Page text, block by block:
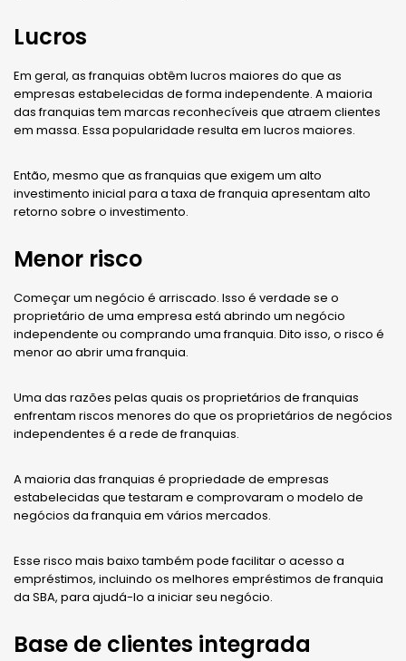
Lucros
Em geral, as franquias obtêm lucros maiores do que as
empresas estabelecidas de forma independente. A maioria
das franquias tem marcas reconhecíveis que atraem clientes
em massa. Essa popularidade resulta em lucros maiores.
Então, mesmo que as franquias que exigem um alto
investimento inicial para a taxa de franquia apresentam alto
retorno sobre o investimento.
Menor risco
Começar um negócio é arriscado. Isso é verdade se o
proprietário de uma empresa está abrindo um negócio
independente ou comprando uma franquia. Dito isso, o risco é
menor ao abrir uma franquia.
Uma das razões pelas quais os proprietários de franquias
enfrentam riscos menores do que os proprietários de negócios
independentes é a rede de franquias.
A maioria das franquias é propriedade de empresas
estabelecidas que testaram e comprovaram o modelo de
negócios da franquia em vários mercados.
Esse risco mais baixo também pode facilitar o acesso a
empréstimos, incluindo os melhores empréstimos de franquia
da SBA, para ajudá-lo a iniciar seu negócio.
Base de clientes integrada